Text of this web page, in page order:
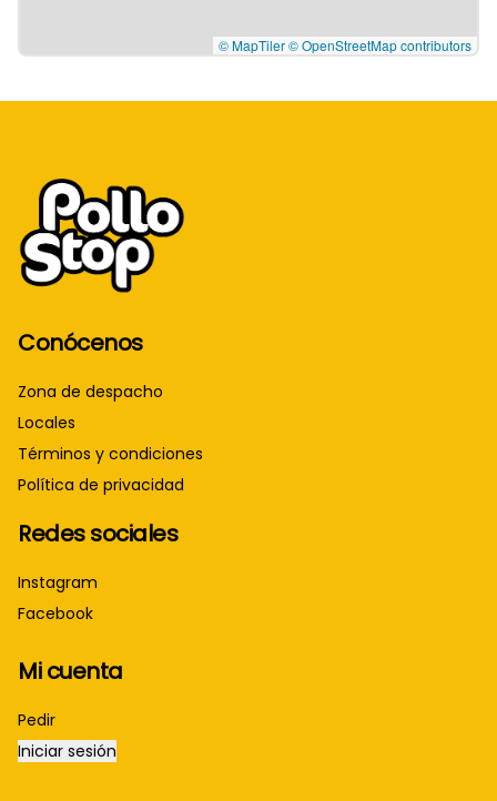
© MapTiler© OpenStreetMap contributors
Conócenos
Zona de despacho
Locales
Términos y condiciones
Política de privacidad
Redes sociales
Instagram
Facebook
Mi cuenta
Pedir
Iniciar sesión